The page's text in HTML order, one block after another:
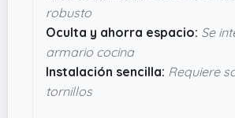
tambalee cuando lo usas, lo que
favor para el día a día. La tapa
parece aguantar bien el uso,
resumen, es un accesorio
encajará bien si buscas mejorar el
robusto
Oculta y ahorra espacio: Se
armario cocina
Instalación sencilla: Requiere
tornillos